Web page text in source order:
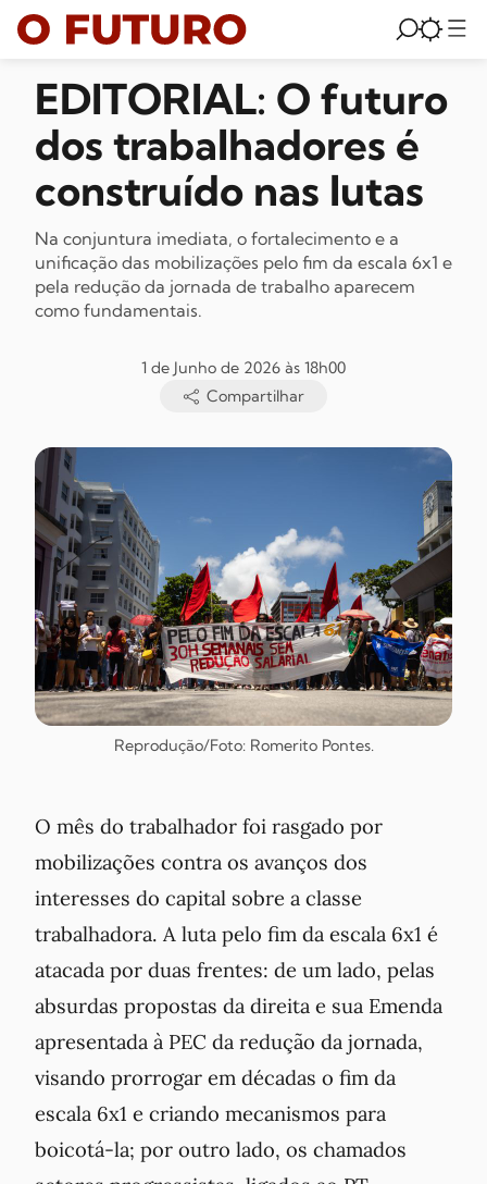
EDITORIAL: O futuro
dos trabalhadores é
construído nas lutas
Na conjuntura imediata, o fortalecimento e a
unificação das mobilizações pelo fim da escala 6x1 e
pela redução da jornada de trabalho aparecem
como fundamentais.
1 de Junho de 2026 às 18h00
Compartilhar
Reprodução/Foto: Romerito Pontes.
O mês do trabalhador foi rasgado por
mobilizações contra os avanços dos
interesses do capital sobre a classe
trabalhadora. A luta pelo fim da escala 6x1 é
atacada por duas frentes: de um lado, pelas
absurdas propostas da direita e sua Emenda
apresentada à PEC da redução da jornada,
visando prorrogar em décadas o fim da
escala 6x1 e criando mecanismos para
boicotá-la; por outro lado, os chamados